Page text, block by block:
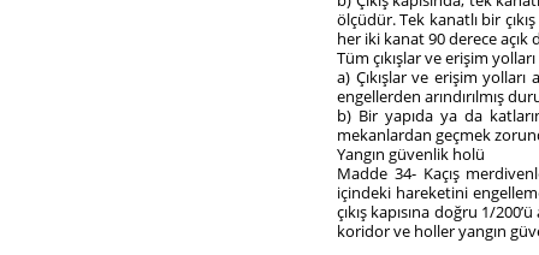
ölçüdür. Tek kanatlı bir
her iki kanat 90 derece
Tüm çıkışlar ve erişim
a) Çıkışlar ve erişim
engellerden arındırılmış
b) Bir yapıda ya da
mekanlardan geçmek
Yangın güvenlik holü
Madde 34- Kaçış
içindeki hareketini
çıkış kapısına doğru 1/
koridor ve holler yangın